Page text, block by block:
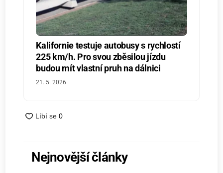
Kalifornie testuje autobusy s rychlostí
225 km/h. Pro svou zběsilou jízdu
budou mít vlastní pruh na dálnici
21. 5. 2026
Nejnovější články